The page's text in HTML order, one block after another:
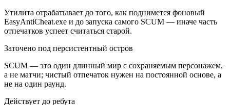
Утилита отрабатывает до того, как поднимется фоновый
EasyAntiCheat.exe и до запуска самого SCUM — иначе часть
отпечатков успеет считаться старой.
Заточено под персистентный остров
SCUM — это один длинный мир с сохраняемым персонажем,
а не матчи; чистый отпечаток нужен на постоянной основе, а
не на один раунд.
Действует до ребута